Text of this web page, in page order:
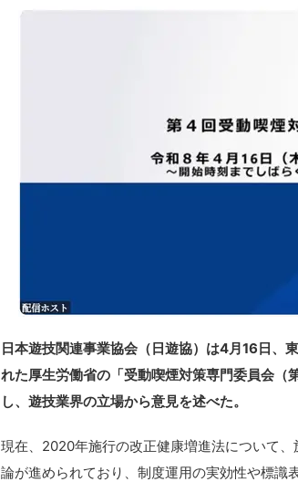
日本遊技関連事業協会（日遊協）は4月16日、
れた厚生労働省の「受動喫煙対策専門委員会
し、遊技業界の立場から意見を述べた。
現在、2020年施行の改正健康増進法について
論が進められており、制度運用の実効性や標識